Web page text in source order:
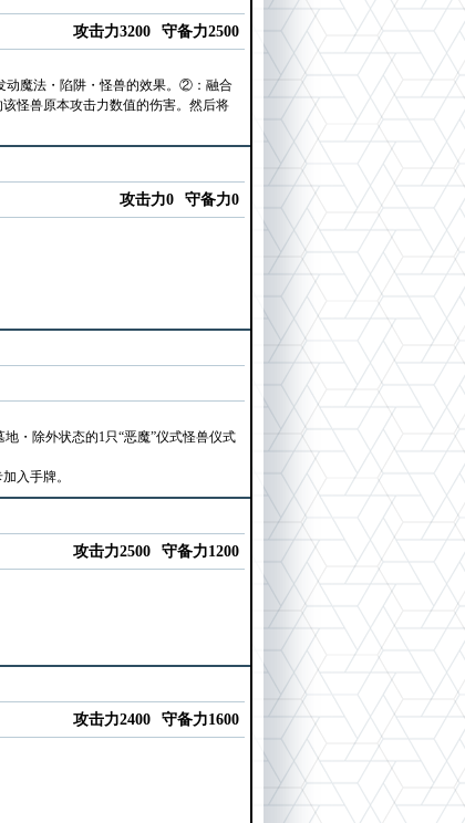
攻击力3200 守备力2500
动魔法・陷阱・怪兽的效果。②：融合
怪兽原本攻击力数值的伤害。然后将
攻击力0 守备力0
・除外状态的1只“恶魔”仪式怪兽仪式
入手牌。
攻击力2500 守备力1200
攻击力2400 守备力1600